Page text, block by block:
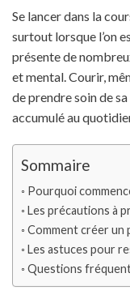
Se lancer dans la
surtout lorsque l’on
présente de
et mental. Courir,
de prendre soin de
accumulé au
Sommaire
Pourquoi
Les précautions à
Comment créer un
Les astuces pour
Questions